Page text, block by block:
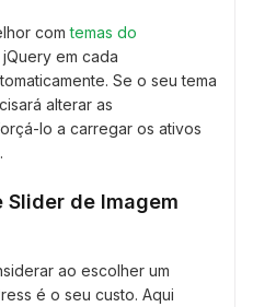
comtemas do
em cada
Se o seu tema
alterar as
lo a carregar os ativos
Slider de Imagem
ao escolher um
é o seu custo. Aqui